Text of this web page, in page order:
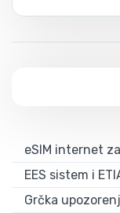
eSIM internet
EES sistem i
Grčka